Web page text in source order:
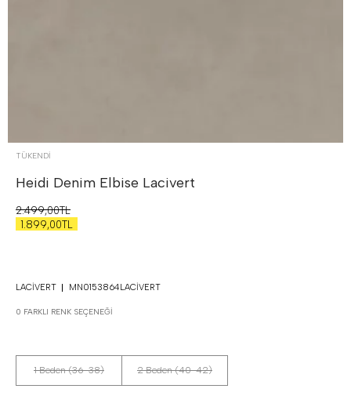
TÜKENDI
Heidi Denim Elbise Lacivert
2.499,00TL
1.899,00TL
LACIVERT MN0153864LACIVERT
0 FARKLI RENK SEÇENEĞI
1 Beden (36-38) 2 Beden (40-42)